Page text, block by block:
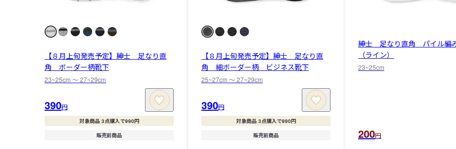
【８月上旬発売予定】紳士 足なり直
角 ボーダー柄靴下
23~25cm 〜 27~29cm
390円
対象商品 3点購入で990円
販売前商品
【８月上旬発売予定】紳士 足なり直
角 細ボーダー柄 ビジネス靴下
25~27cm 〜 27~29cm
390円
対象商品 3点購入で990円
販売前商品
紳士 足なり直角 パイル編
（ライン）
23~25cm
200円